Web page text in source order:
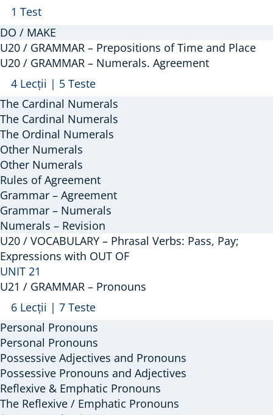
TO
RUN,
TO
SEE
Arată
U20
/
VOCABULARY
–
DO
MAKE
1 Test
DO / MAKE
U20 / GRAMMAR – Prepositions of Time and Place
U20 / GRAMMAR – Numerals. Agreement
Arată
U20
/
GRAMMAR
–
Numerals.
Agreement
4 Lecții | 5 Teste
The Cardinal Numerals
The Cardinal Numerals
The Ordinal Numerals
Other Numerals
Other Numerals
Rules of Agreement
Grammar – Agreement
Grammar – Numerals
Numerals – Revision
U20 / VOCABULARY – Phrasal Verbs: Pass, Pay;
Expressions with OUT OF
UNIT 21
U21 / GRAMMAR – Pronouns
Arată
U21
/
GRAMMAR
–
Pronouns
6 Lecții | 7 Teste
Personal Pronouns
Personal Pronouns
Possessive Adjectives and Pronouns
Possessive Pronouns and Adjectives
Reflexive & Emphatic Pronouns
The Reflexive / Emphatic Pronouns